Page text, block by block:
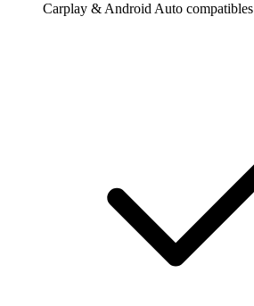
Carplay & Android Auto compatibles